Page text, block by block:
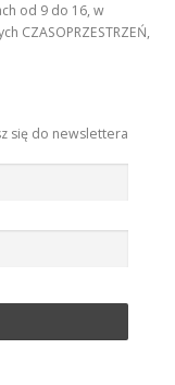
od 9 do 16, w
CZASOPRZESTRZEŃ,
się do newslettera